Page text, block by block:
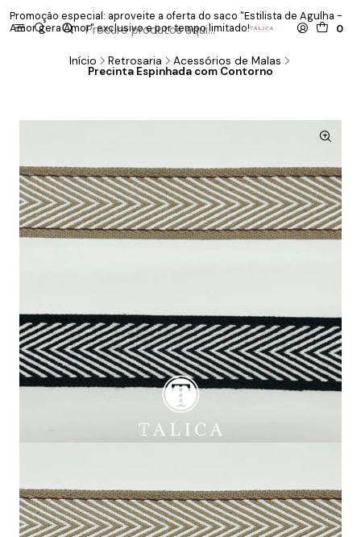
0
Promoção especial: aproveite a oferta do saco "Estilista de Agulha -
Amor gera Amor" exclusivo e por tempo limitado!
Início Retrosaria Acessórios de Malas
Precinta Espinhada com Contorno